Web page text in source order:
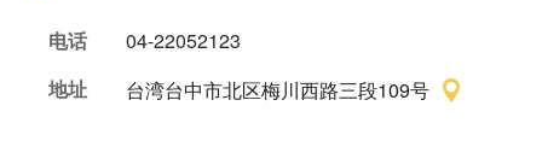
电话
04-22052123
地址
台湾台中市北区梅川西路三段109号